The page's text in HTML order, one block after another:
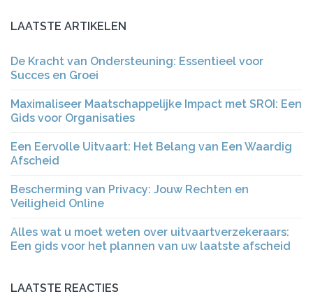
LAATSTE ARTIKELEN
De Kracht van Ondersteuning: Essentieel voor
Succes en Groei
Maximaliseer Maatschappelijke Impact met SROI: Een
Gids voor Organisaties
Een Eervolle Uitvaart: Het Belang van Een Waardig
Afscheid
Bescherming van Privacy: Jouw Rechten en
Veiligheid Online
Alles wat u moet weten over uitvaartverzekeraars:
Een gids voor het plannen van uw laatste afscheid
LAATSTE REACTIES